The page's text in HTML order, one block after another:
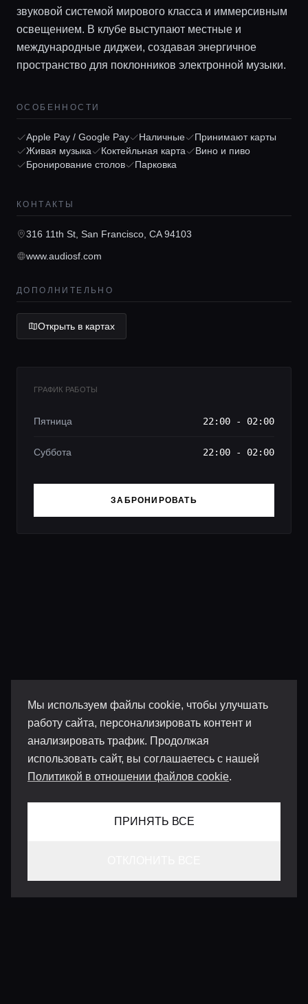
Мы используем файлы cookie, чтобы улучшать
работу сайта, персонализировать контент и
анализировать трафик. Продолжая
использовать сайт, вы соглашаетесь с нашей
Политикой в отношении файлов cookie.
ПРИНЯТЬ ВСЕ
Локации
Консьерж сервис
звуковой системой мирового класса и иммерсивным
освещением. В клубе выступают местные и
международные диджеи, создавая энергичное
пространство для поклонников электронной музыки.
ОСОБЕННОСТИ
Apple Pay / Google Pay Наличные
Принимают карты
Живая музыка
Коктейльная карта
Вино и пиво
Бронирование столов
Парковка
КОНТАКТЫ
316 11th St, San Francisco, CA 94103
www.audiosf.com
ДОПОЛНИТЕЛЬНО
Открыть в картах
ГРАФИК РАБОТЫ
Пятница 22:00 - 02:00
Суббота 22:00 - 02:00
ЗАБРОНИРОВАТЬ